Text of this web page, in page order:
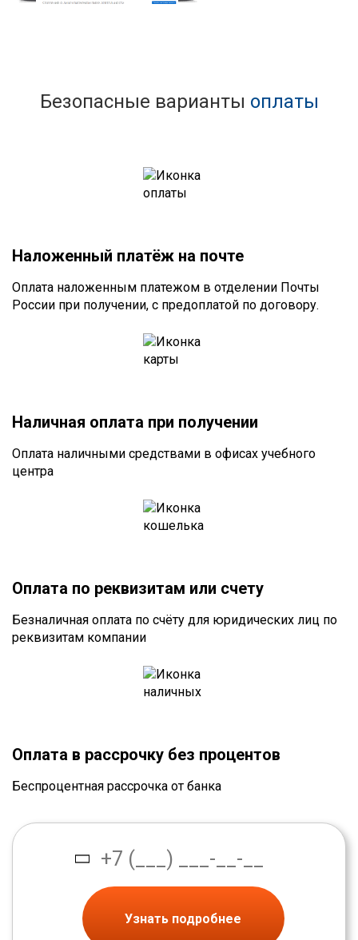
Безопасные варианты оплаты
Наложенный платёж на почте
Оплата наложенным платежом в отделении Почты
России при получении, с предоплатой по договору.
Наличная оплата при получении
Оплата наличными средствами в офисах учебного
центра
Оплата по реквизитам или счету
Безналичная оплата по счёту для юридических лиц по
реквизитам компании
Оплата в рассрочку без процентов
Беспроцентная рассрочка от банка
Узнать подробнее